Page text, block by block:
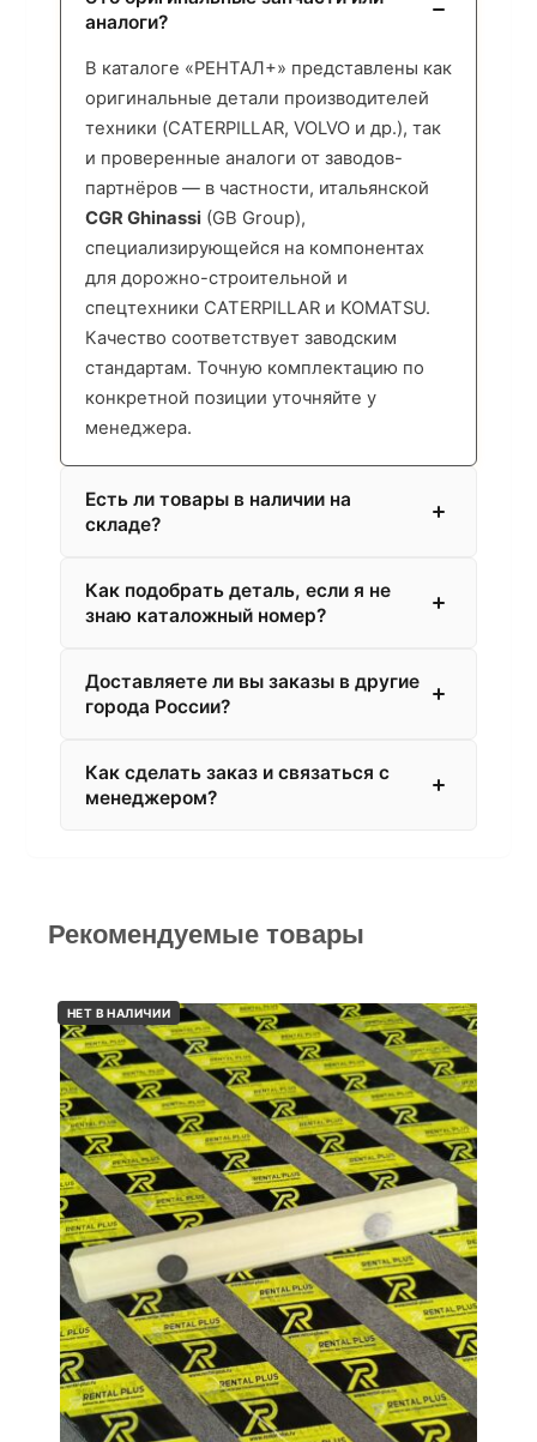
аналоги?
В каталоге «РЕНТАЛ+» представлены как
оригинальные детали производителей
техники (CATERPILLAR, VOLVO и др.), так
и проверенные аналоги от заводов-
партнёров — в частности, итальянской
CGR Ghinassi (GB Group),
специализирующейся на компонентах
для дорожно-строительной и
спецтехники CATERPILLAR и KOMATSU.
Качество соответствует заводским
стандартам. Точную комплектацию по
конкретной позиции уточняйте у
менеджера.
Есть ли товары в наличии на
складе?
Как подобрать деталь, если я не
знаю каталожный номер?
Доставляете ли вы заказы в другие
города России?
Как сделать заказ и связаться с
менеджером?
Рекомендуемые товары
НЕТ В НАЛИЧИИ